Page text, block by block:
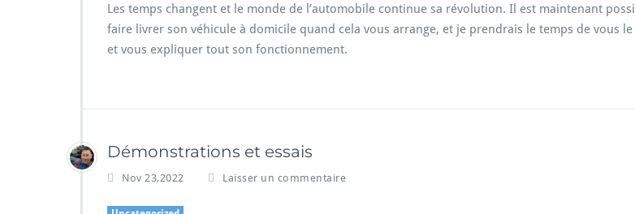
Les temps changent et le monde de l’automobile continue sa révolution. Il est maintenant
faire livrer son véhicule à domicile quand cela vous arrange, et je prendrais le temps de vous
et vous expliquer tout son fonctionnement.
Démonstrations et essais
Nov 23,2022 Laisser un commentaire